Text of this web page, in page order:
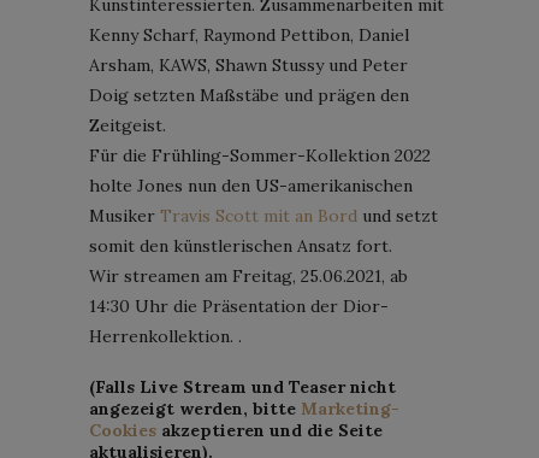
Kenny Scharf, Raymond Pettibon, Daniel
Arsham, KAWS, Shawn Stussy und Peter
Doig setzten Maßstäbe und prägen den
Zeitgeist.
Für die Frühling-Sommer-Kollektion 2022
holte Jones nun den US-amerikanischen
Musiker Travis Scott mit an Bord und setzt
somit den künstlerischen Ansatz fort.
Wir streamen am Freitag, 25.06.2021, ab
14:30 Uhr die Präsentation der Dior-
Herrenkollektion. .
(Falls Live Stream und Teaser nicht
angezeigt werden, bitte Marketing-
Cookies akzeptieren und die Seite
aktualisieren).